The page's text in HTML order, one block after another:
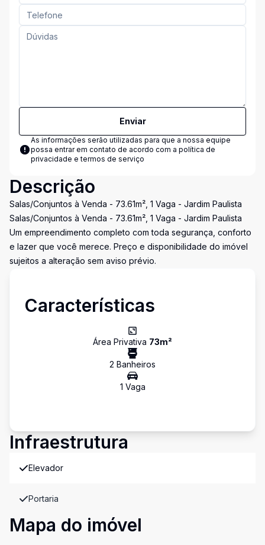
Enviar
As informações serão utilizadas para que a nossa equipe
possa entrar em contato de acordo com a política de
privacidade e termos de serviço
Descrição
Salas/Conjuntos à Venda - 73.61m², 1 Vaga - Jardim Paulista
Salas/Conjuntos à Venda - 73.61m², 1 Vaga - Jardim Paulista
Um empreendimento completo com toda segurança, conforto
e lazer que você merece. Preço e disponibilidade do imóvel
sujeitos a alteração sem aviso prévio.
Características
Área Privativa 73m²
2 Banheiros
1 Vaga
Infraestrutura
Elevador
Portaria
Mapa do imóvel